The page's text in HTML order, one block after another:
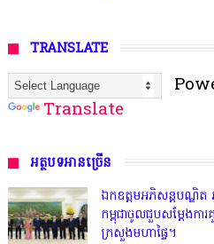
TRANSLATE
Translate
អត្ថបទអានច្រើន
ឯកឧត្តមអភិសន្តបណ្ឌិត
កម្ពុជាចូលជួបសម្តែងកា
ក្រសួងមហាផ្ទៃ។